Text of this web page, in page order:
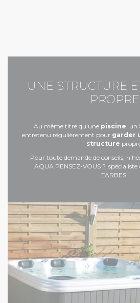
UNE STRUCTURE
PROPRE
Au même titre qu’une piscine , un
entretenu régulièrement pour garder
structure
Pour toute demande de conseils,
AQUA PENSEZ-VOUS ?, spécialiste
TARBES